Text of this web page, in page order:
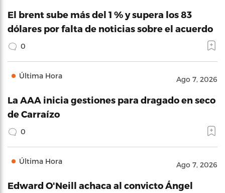
El brent sube más del 1 % y supera los 83
dólares por falta de noticias sobre el acuerdo
0
Última Hora Ago 7, 2026
La AAA inicia gestiones para dragado en seco
de Carraízo
0
Última Hora Ago 7, 2026
Edward O'Neill achaca al convicto Ángel